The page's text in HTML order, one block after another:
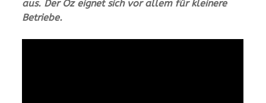
aus. Der Oz eignet sich vor allem für kleinere
Betriebe.